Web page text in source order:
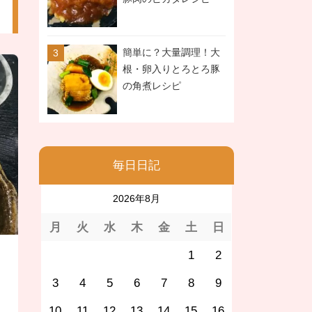
簡単に？大量調理！大
根・卵入りとろとろ豚
の角煮レシピ
毎日日記
2026年8月
月 火 水 木 金 土 日
1 2
3 4 5 6 7 8 9